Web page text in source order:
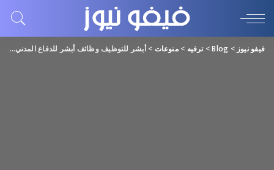
فيفو نيوز >
Blog
>ترفيه >منوعات >أبشر للتوظيف وظائف أبشر للدفاع المدني 2023